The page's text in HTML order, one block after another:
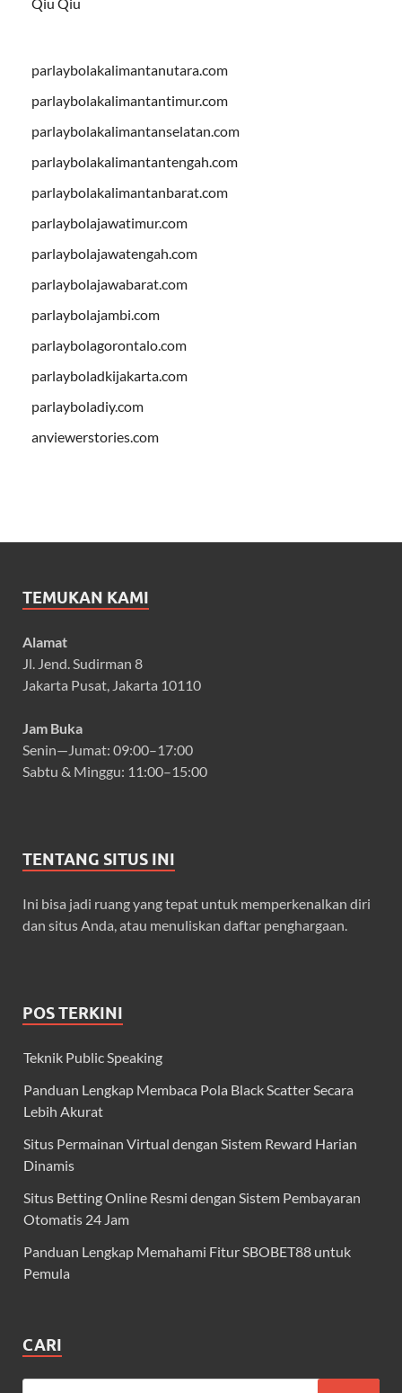
Qiu Qiu
parlaybolakalimantanutara.com
parlaybolakalimantantimur.com
parlaybolakalimantanselatan.com
parlaybolakalimantantengah.com
parlaybolakalimantanbarat.com
parlaybolajawatimur.com
parlaybolajawatengah.com
parlaybolajawabarat.com
parlaybolajambi.com
parlaybolagorontalo.com
parlayboladkijakarta.com
parlayboladiy.com
anviewerstories.com
TEMUKAN KAMI
Alamat
Jl. Jend. Sudirman 8
Jakarta Pusat, Jakarta 10110
Jam Buka
Senin—Jumat: 09:00–17:00
Sabtu & Minggu: 11:00–15:00
TENTANG SITUS INI
Ini bisa jadi ruang yang tepat untuk memperkenalkan diri
dan situs Anda, atau menuliskan daftar penghargaan.
POS TERKINI
Teknik Public Speaking
Panduan Lengkap Membaca Pola Black Scatter Secara
Lebih Akurat
Situs Permainan Virtual dengan Sistem Reward Harian
Dinamis
Situs Betting Online Resmi dengan Sistem Pembayaran
Otomatis 24 Jam
Panduan Lengkap Memahami Fitur SBOBET88 untuk
Pemula
CARI